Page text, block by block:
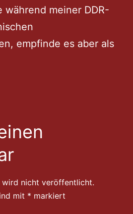
während meiner DDR-
empfinde es aber als
wird nicht veröffentlicht.
mit * markiert